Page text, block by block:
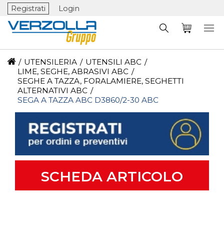
Registrati Login
/ UTENSILERIA / UTENSILI ABC /
LIME, SEGHE, ABRASIVI ABC /
SEGHE A TAZZA, FORALAMIERE, SEGHETTI
ALTERNATIVI ABC /
SEGA A TAZZA ABC D3860/2-30 ABC
SCHEDA ARTICOLO